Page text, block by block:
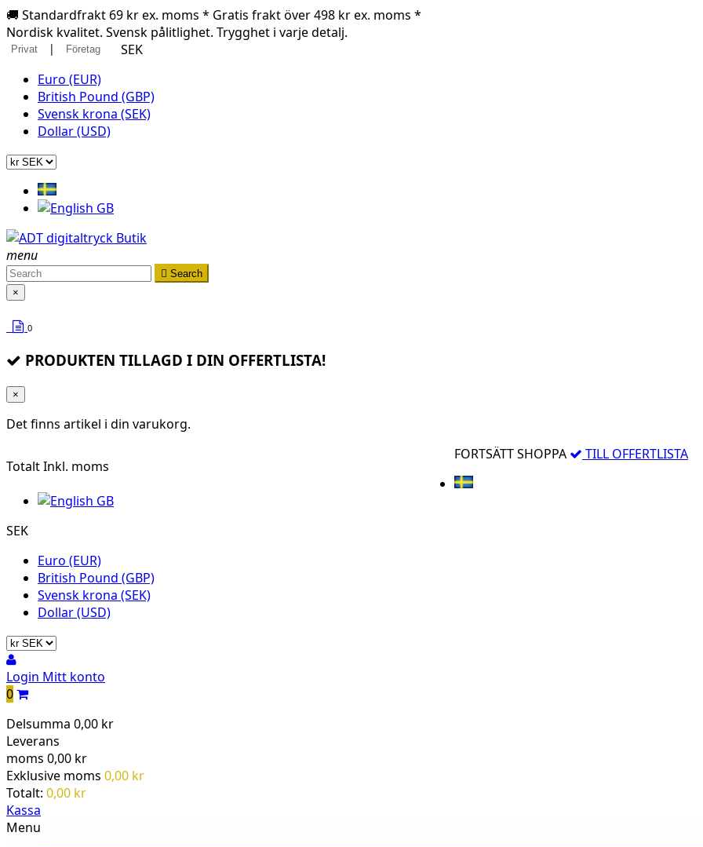
🚚 Standardfrakt 69 kr ex. moms * Gratis frakt över 498 kr ex. moms *
Nordisk kvalitet. Svensk pålitlighet. Trygghet i varje detalj.
Privat | Företag
SEK
Euro (EUR)
British Pound (GBP)
Svensk krona (SEK)
Dollar (USD)
menu
 Search
×
0
PRODUKTEN TILLAGD I DIN OFFERTLISTA!
×
Det finns artikel i din varukorg.
TotaltInkl. moms
FORTSÄTT SHOPPA TILL OFFERTLISTA
SEK
Euro (EUR)
British Pound (GBP)
Svensk krona (SEK)
Dollar (USD)
Login Mitt konto
0
Delsumma 0,00 kr
Leverans
moms 0,00 kr
Exklusive moms 0,00 kr
Totalt: 0,00 kr
Kassa
Menu